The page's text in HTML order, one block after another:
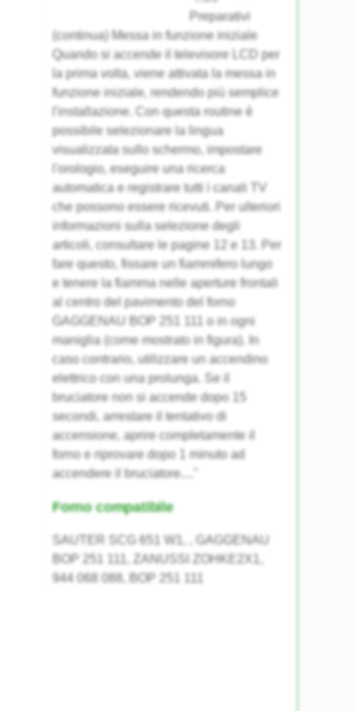
Preparativi
(continua) Messa in funzione iniziale
Quando si accende il televisore LCD per
la prima volta, viene attivata la messa in
funzione iniziale, rendendo più semplice
l'installazione. Con questa routine è
possibile selezionare la lingua
visualizzata sullo schermo, impostare
l'orologio, eseguire una ricerca
automatica e registrare tutti i canali TV
che possono essere ricevuti. Per ulteriori
informazioni sulla selezione degli
articoli, consultare le pagine 12 e 13. Per
fare questo, fissare un fiammifero lungo
e tenere la fiamma nelle aperture frontali
al centro del pavimento del forno
GAGGENAU BOP 251 111 o in ogni
maniglia (come mostrato in figura). In
caso contrario, utilizzare un accendino
elettrico con una prolunga. Se il
bruciatore non si accende dopo 15
secondi, arrestare il tentativo di
accensione, aprire completamente il
forno e riprovare dopo 1 minuto ad
accendere il bruciatore...."
Forno compatibile
SAUTER SCG 651 W1, , GAGGENAU
BOP 251 111, ZANUSSI ZOHKE2X1,
944 068 088, BOP 251 111